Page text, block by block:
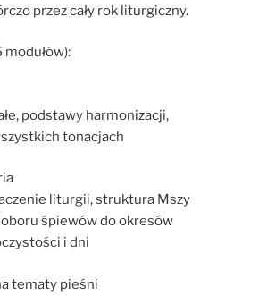
przez cały rok liturgiczny.
podstawy harmonizacji,
tonacjach
liturgii, struktura Mszy
śpiewów do okresów
i dni
tematy pieśni